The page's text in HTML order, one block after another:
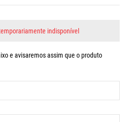
indisponível
e avisaremos assim que o produto